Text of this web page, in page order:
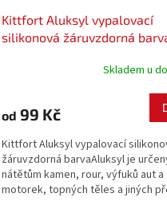
Kittfort Aluksyl vypalovací
silikonová žáruvzdorná
Skladem u
od 99 Kč
Kittfort Aluksyl vypalovací
žáruvzdorná barvaAluksyl je
nátětům kamen, rour, výfuků aut a
motorek, topných těles a jiných